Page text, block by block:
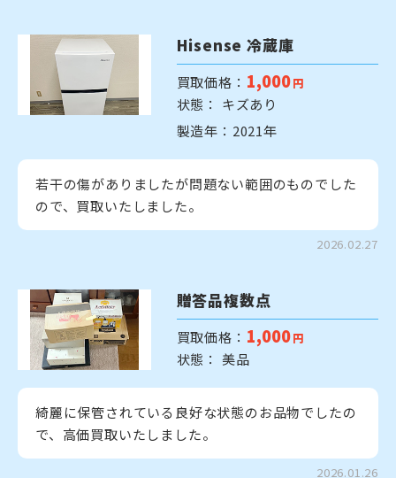
Hisense 冷蔵庫
買取価格： 1,000 円
状態： キズあり
製造年：2021年
若干の傷がありましたが問題ない範囲のものでした
ので、買取いたしました。
2026.02.27
贈答品複数点
買取価格： 1,000 円
状態： 美品
綺麗に保管されている良好な状態のお品物でしたの
で、高価買取いたしました。
2026.01.26